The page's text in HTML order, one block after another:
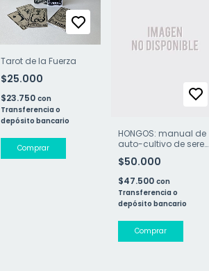
Tarot de la Fuerza
$25.000
$23.750 con
Transferencia o
depósito bancario
HONGOS: manual de
auto-cultivo de seres
TAPA DURA)
$50.000
$47.500 con
Transferencia o
depósito bancario